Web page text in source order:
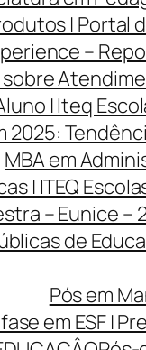
| Portal
–
| Iteq
MBA em
| ITEQ
– Eunice –
de
Pós em
em ESF |